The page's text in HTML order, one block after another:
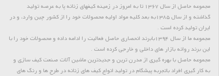
مجموعه حاصل از سال 1367 تا به امروز در زمینه کیفهای زنانه پا به عرصه تولید
گذاشته و از سال 1385به بعد کلیه مواد اولیه محصولات خود را از کشور چین وارد، و در
ایران تولید کرده است .
مجموعه ما از سال 1394بابرند انحصاری حاصل فعالیت را ادامه داده و محصولات خود را با
این برند روانه بازار های داخلی و خارجی کرده است .
مجموعه حاصل با بهره گیری از مدرن ترین و جدیدترین ماشین آلات صنعت کیف سازی و
به کار گیری افراد باتجربه پیشگام در تولید انواع کیف های زنانه در طرح ها و رنگ های